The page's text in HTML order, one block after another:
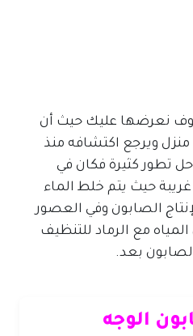
نعرضها عليك حيث أن
ويرجع اكتشافه منذ
تطور كثيرة فكان في
حيث يتم خلط الماء
الصابون وفي العصور
مع الرماد للتنظيف
بعد.
الوجه